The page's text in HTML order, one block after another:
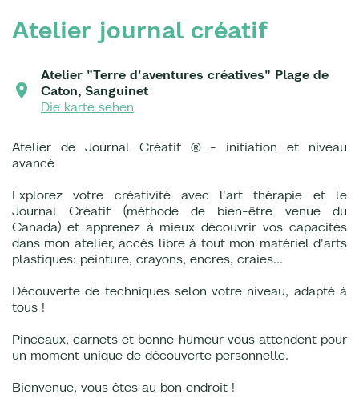
Atelier journal créatif
Atelier "Terre d'aventures créatives" Plage de
Caton, Sanguinet
Die karte sehen
Atelier de Journal Créatif ® - initiation et niveau
avancé
Explorez votre créativité avec l'art thérapie et le
Journal Créatif (méthode de bien-être venue du
Canada) et apprenez à mieux découvrir vos capacités
dans mon atelier, accès libre à tout mon matériel d'arts
plastiques: peinture, crayons, encres, craies...
Découverte de techniques selon votre niveau, adapté à
tous !
Pinceaux, carnets et bonne humeur vous attendent pour
un moment unique de découverte personnelle.
Bienvenue, vous êtes au bon endroit !